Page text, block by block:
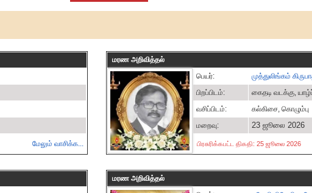
மேலும் வாசிக்க...
மரண அறிவித்தல்
பெயர்:
முத்துலிங்கம்
பிறப்பிடம்:
கைதடி வடக்கு,
வசிப்பிடம்:
கல்கிசை, கொழும்பு
மறைவு:
23 ஜூலை 2026
பிரசுரிக்கபட்ட திகதி: 25 ஜூலை 2026
மரண அறிவித்தல்